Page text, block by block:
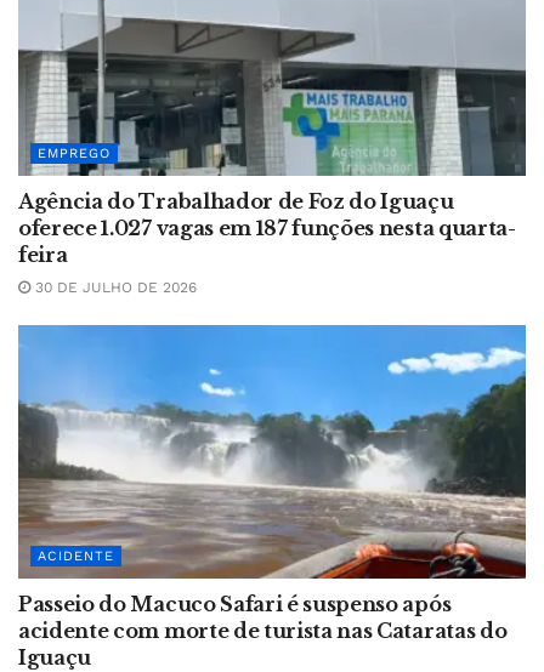
EMPREGO
Agência do Trabalhador de Foz do Iguaçu
oferece 1.027 vagas em 187 funções nesta quarta-
feira
30 DE JULHO DE 2026
ACIDENTE
Passeio do Macuco Safari é suspenso após
acidente com morte de turista nas Cataratas do
Iguaçu